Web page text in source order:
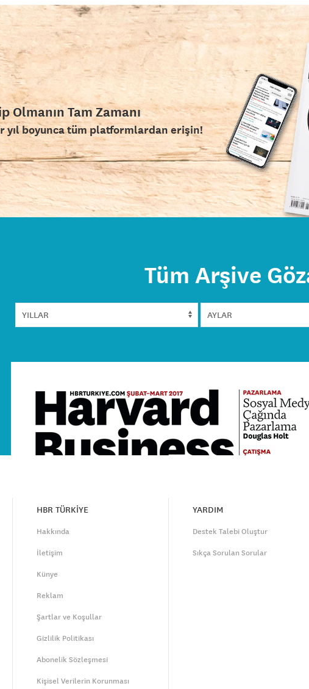
Olmanın Tam Zamanı
yıl boyunca tüm platformlardan erişin!
Tüm Arşive
HBR TÜRKİYE
Hakkında
İletişim
Künye
Reklam
Şartlar ve Koşullar
Gizlilik Politikası
Abonelik Sözleşmesi
Kişisel Verilerin Korunması
YARDIM
Destek Talebi Oluştur
Sıkça Sorulan Sorular